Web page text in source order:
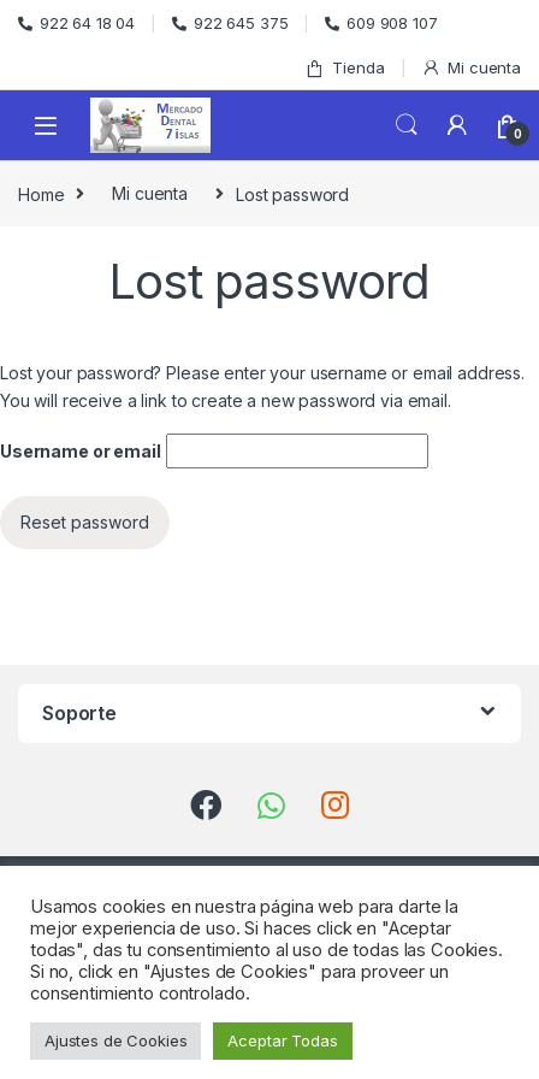
Skip to navigation
Skip to content
922 64 18 04 922 645 375 609 908 107
Tienda Mi cuenta
0
Home Mi cuenta Lost password
Lost password
Lost your password? Please enter your username or email address.
You will receive a link to create a new password via email.
Username or email
Reset password
Soporte
¿Consultas? Llámenos
922 64 18 04
Usamos cookies en nuestra página web para darte la
mejor experiencia de uso. Si haces click en "Aceptar
todas", das tu consentimiento al uso de todas las Cookies.
Si no, click en "Ajustes de Cookies" para proveer un
consentimiento controlado.
Ajustes de Cookies Aceptar Todas